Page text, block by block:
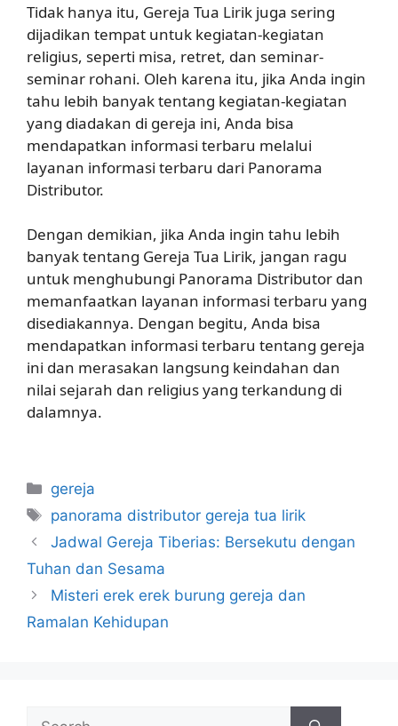
Tidak hanya itu, Gereja Tua Lirik juga sering
dijadikan tempat untuk kegiatan-kegiatan
religius, seperti misa, retret, dan seminar-
seminar rohani. Oleh karena itu, jika Anda ingin
tahu lebih banyak tentang kegiatan-kegiatan
yang diadakan di gereja ini, Anda bisa
mendapatkan informasi terbaru melalui
layanan informasi terbaru dari Panorama
Distributor.
Dengan demikian, jika Anda ingin tahu lebih
banyak tentang Gereja Tua Lirik, jangan ragu
untuk menghubungi Panorama Distributor dan
memanfaatkan layanan informasi terbaru yang
disediakannya. Dengan begitu, Anda bisa
mendapatkan informasi terbaru tentang gereja
ini dan merasakan langsung keindahan dan
nilai sejarah dan religius yang terkandung di
dalamnya.
Categories
gereja
Tags
panorama distributor gereja tua lirik
Jadwal Gereja Tiberias: Bersekutu dengan
Tuhan dan Sesama
Misteri erek erek burung gereja dan
Ramalan Kehidupan
Search